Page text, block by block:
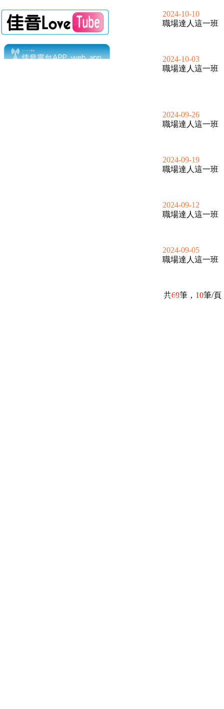
2024-10-10
職場達人這一班
2024-10-03
職場達人這一班
2024-09-26
職場達人這一班
2024-09-19
職場達人這一班
2024-09-12
職場達人這一班
2024-09-05
職場達人這一班
共69筆， 10筆/頁
佳音電台地址：